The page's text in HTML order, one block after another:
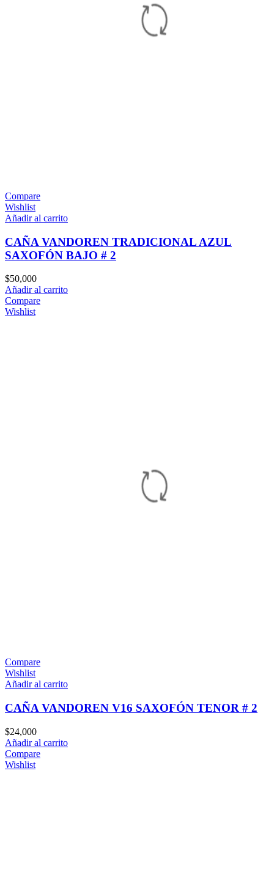
Compare
Wishlist
Añadir al carrito
CAÑA VANDOREN TRADICIONAL AZUL
SAXOFÓN BAJO # 2
$50,000
Añadir al carrito
Compare
Wishlist
Compare
Wishlist
Añadir al carrito
CAÑA VANDOREN V16 SAXOFÓN TENOR # 2
$24,000
Añadir al carrito
Compare
Wishlist